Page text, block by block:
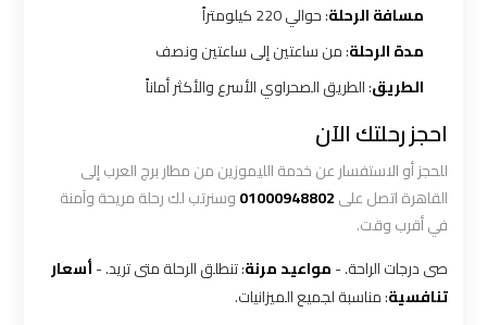
مسافة الرحلة: حوالي 220 كيلومتراً
مدة الرحلة: من ساعتين إلى ساعتين ونصف
الطريق: الطريق الصحراوي الأسرع والأكثر أماناً
احجز رحلتك الآن
للحجز أو الاستفسار عن خدمة الليموزين من مطار برج العرب إلى
القاهرة اتصل على01000948802وسنرتب لك رحلة مريحة وآمنة
في أقرب وقت.
صى درجات الراحة. -مواعيد مرنة: تنطلق الرحلة متى تريد. -أسعار
تنافسية: مناسبة لجميع الميزانيات.
القاهرة
ليموزين
الاسكندريه